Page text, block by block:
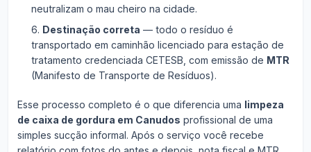
neutralizam o mau cheiro na cidade.
Destinação correta — todo o resíduo é
transportado em caminhão licenciado para estação de
tratamento credenciada CETESB, com emissão de MTR
(Manifesto de Transporte de Resíduos).
Esse processo completo é o que diferencia uma limpeza
de caixa de gordura em Canudos profissional de uma
simples sucção informal. Após o serviço você recebe